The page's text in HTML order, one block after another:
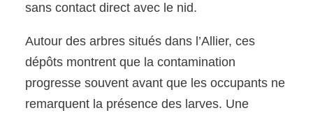
sans contact direct avec le nid.
Autour des arbres situés dans l’Allier, ces
dépôts montrent que la contamination
progresse souvent avant que les occupants ne
remarquent la présence des larves. Une